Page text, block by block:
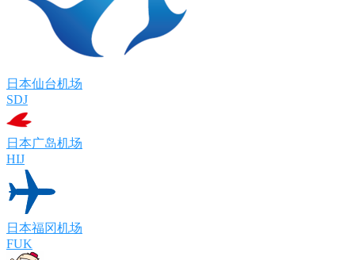
日本仙台机场
SDJ
日本广岛机场
HIJ
日本福冈机场
FUK